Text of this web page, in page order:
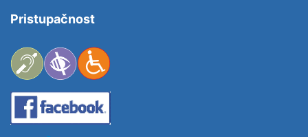
Pristupačnost